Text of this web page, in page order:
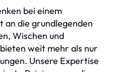
bei einem
an die grundlegenden
Wischen und
weit mehr als nur
Unsere Expertise